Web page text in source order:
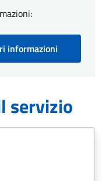
informazioni
servizio